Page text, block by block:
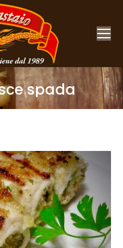
spada
are here: